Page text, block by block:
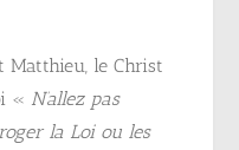
Matthieu, le Christ
« N’allez pas
la Loi ou les